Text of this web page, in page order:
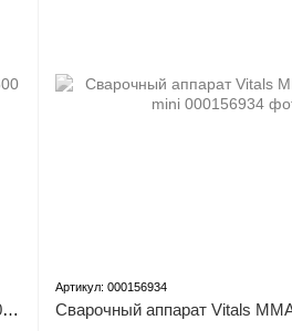
Сварочный аппарат Vitals Master MMA-1600 LCDk
Артикул: 000156934